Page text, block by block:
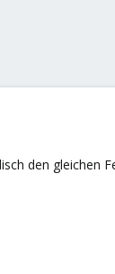
den gleichen